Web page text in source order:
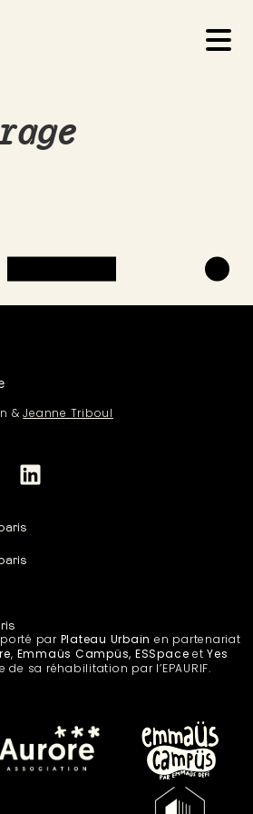
&Jeanne Triboul
par Plateau Urbain en partenariat
, Emmaüs Campüs, ESSpaceetYes
de sa réhabilitation par l’EPAURIF.